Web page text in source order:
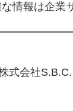
情報は企業
式会社S.B.C.